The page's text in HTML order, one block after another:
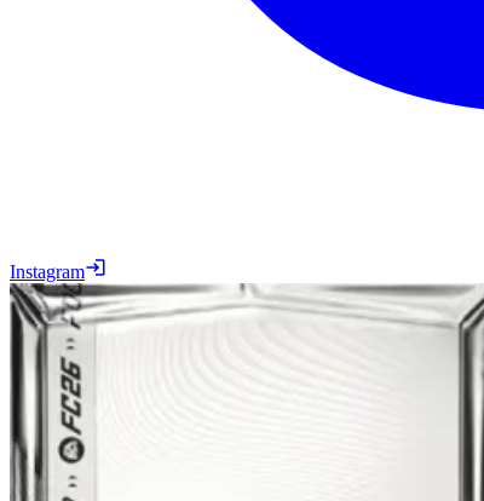
Instagram